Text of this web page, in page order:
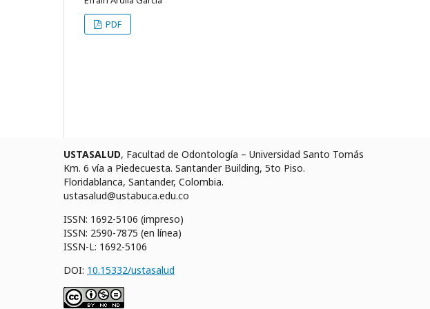
PDF
USTASALUD, Facultad de Odontología – Universidad Santo Tomás
Km. 6 vía a Piedecuesta. Santander Building, 5to Piso.
Floridablanca, Santander, Colombia.
ustasalud@ustabuca.edu.co
ISSN: 1692-5106 (impreso)
ISSN: 2590-7875 (en línea)
ISSN-L: 1692-5106
DOI: 10.15332/ustasalud